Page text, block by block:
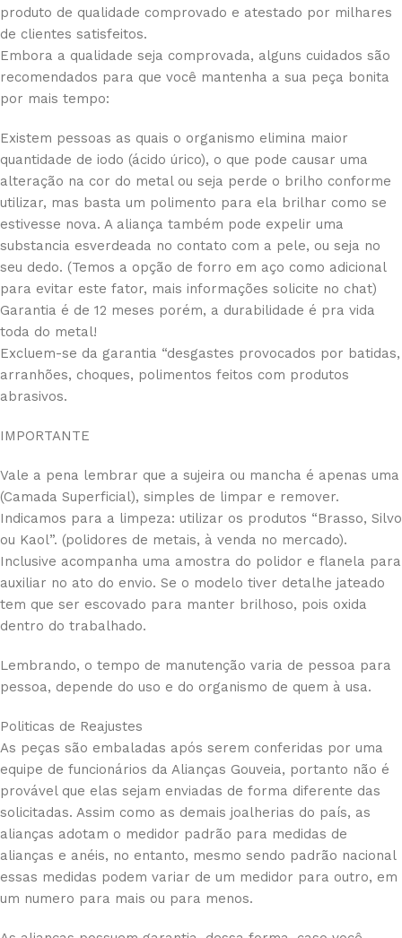
produto de qualidade comprovado e atestado por milhares
de clientes satisfeitos.
Embora a qualidade seja comprovada, alguns cuidados são
recomendados para que você mantenha a sua peça bonita
por mais tempo:
Existem pessoas as quais o organismo elimina maior
quantidade de iodo (ácido úrico), o que pode causar uma
alteração na cor do metal ou seja perde o brilho conforme
utilizar, mas basta um polimento para ela brilhar como se
estivesse nova. A aliança também pode expelir uma
substancia esverdeada no contato com a pele, ou seja no
seu dedo. (Temos a opção de forro em aço como adicional
para evitar este fator, mais informações solicite no chat)
Garantia é de 12 meses porém, a durabilidade é pra vida
toda do metal!
Excluem-se da garantia “desgastes provocados por batidas,
arranhões, choques, polimentos feitos com produtos
abrasivos.
IMPORTANTE
Vale a pena lembrar que a sujeira ou mancha é apenas uma
(Camada Superficial), simples de limpar e remover.
Indicamos para a limpeza: utilizar os produtos “Brasso, Silvo
ou Kaol”. (polidores de metais, à venda no mercado).
Inclusive acompanha uma amostra do polidor e flanela para
auxiliar no ato do envio. Se o modelo tiver detalhe jateado
tem que ser escovado para manter brilhoso, pois oxida
dentro do trabalhado.
Lembrando, o tempo de manutenção varia de pessoa para
pessoa, depende do uso e do organismo de quem à usa.
Politicas de Reajustes
As peças são embaladas após serem conferidas por uma
equipe de funcionários da Alianças Gouveia, portanto não é
provável que elas sejam enviadas de forma diferente das
solicitadas. Assim como as demais joalherias do país, as
alianças adotam o medidor padrão para medidas de
alianças e anéis, no entanto, mesmo sendo padrão nacional
essas medidas podem variar de um medidor para outro, em
um numero para mais ou para menos.